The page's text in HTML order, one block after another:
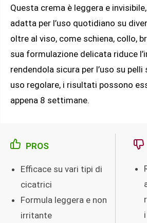
Questa crema è leggera e
adatta per l’uso quotidiano su
oltre al viso, come schiena, collo,
sua formulazione delicata riduce
rendendola sicura per l’uso su pelli
uso regolare, i risultati possono
appena 8 settimane.
PROS
Efficace su vari tipi di
cicatrici
Formula leggera e non
irritante